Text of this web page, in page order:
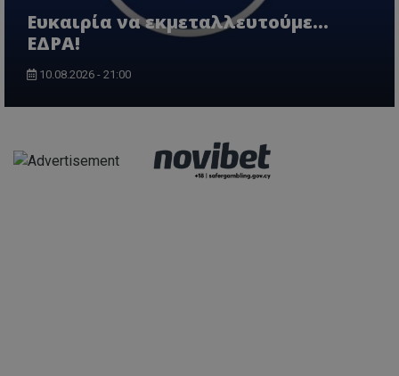
Ευκαιρία να εκμεταλλευτούμε...
ΕΔΡΑ!
10.08.2026 - 21:00